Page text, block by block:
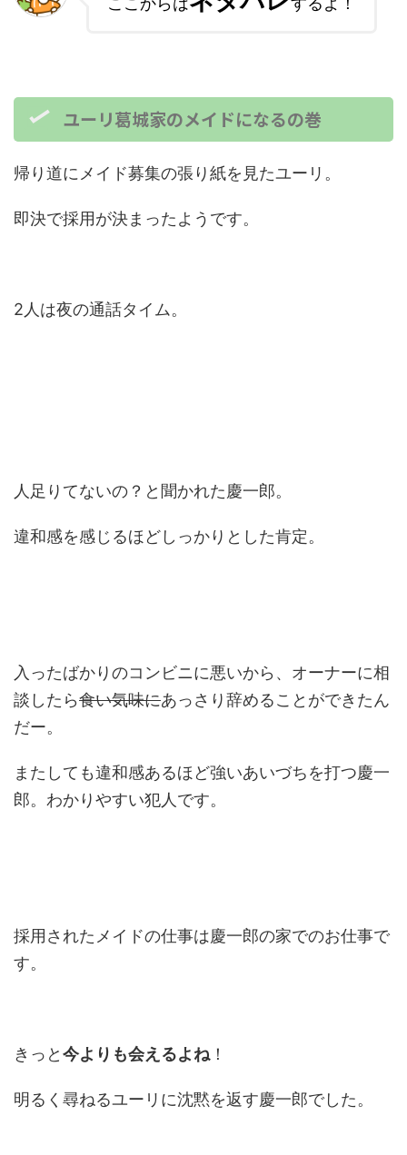
ユーリ葛城家のメイドになるの巻
帰り道にメイド募集の張り紙を見たユーリ。
即決で採用が決まったようです。
2人は夜の通話タイム。
人足りてないの？と聞かれた慶一郎。
違和感を感じるほどしっかりとした肯定。
入ったばかりのコンビニに悪いから、オーナーに相
談したら食い気味にあっさり辞めることができたん
だー。
またしても違和感あるほど強いあいづちを打つ慶一
郎。わかりやすい犯人です。
採用されたメイドの仕事は慶一郎の家でのお仕事で
す。
きっと今よりも会えるよね ！
明るく尋ねるユーリに沈黙を返す慶一郎でした。